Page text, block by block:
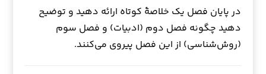
در پایان فصل یک خلاصهٔ کوتاه ارائه دهید و توضیح
دهید چگونه فصل دوم (ادبیات) و فصل سوم
(روش‌شناسی) از این فصل پیروی می‌کنند.